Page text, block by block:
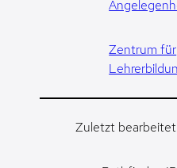
Zentrum für
Zuletzt